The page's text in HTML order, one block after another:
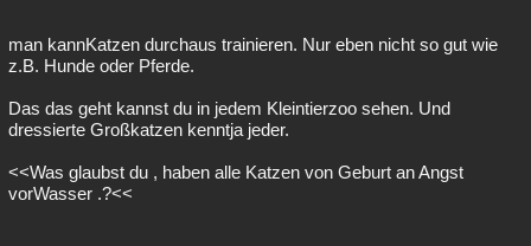
man kannKatzen durchaus trainieren. Nur eben nicht so gut wie
z.B. Hunde oder Pferde.
Das das geht kannst du in jedem Kleintierzoo sehen. Und
dressierte Großkatzen kenntja jeder.
<<Was glaubst du , haben alle Katzen von Geburt an Angst
vorWasser .?<<